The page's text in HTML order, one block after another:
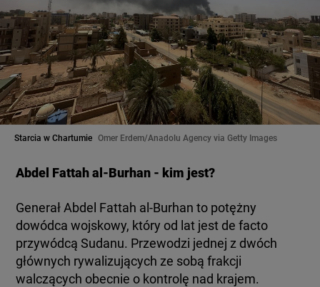
Starcia w Chartumie Omer Erdem/Anadolu Agency via Getty Images
Abdel Fattah al-Burhan - kim jest?
Generał Abdel Fattah al-Burhan to potężny
dowódca wojskowy, który od lat jest de facto
przywódcą Sudanu. Przewodzi jednej z dwóch
głównych rywalizujących ze sobą frakcji
walczących obecnie o kontrolę nad krajem.